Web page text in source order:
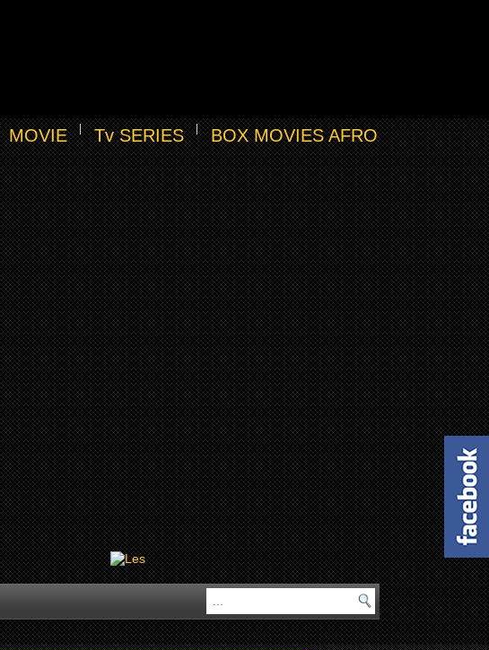
MOVIE Tv SERIES BOX MOVIES AFRO